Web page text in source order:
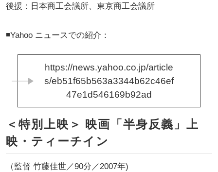
後援：日本商工会議所、東京商工会議所
◾️Yahoo ニュースでの紹介：
https://news.yahoo.co.jp/article
s/eb51f65b563a3344b62c46ef
47e1d546169b92ad
​＜特別上映＞ 映画「半身反義」上
映・ティーチイン
（監督 竹藤佳世／90分／2007年)